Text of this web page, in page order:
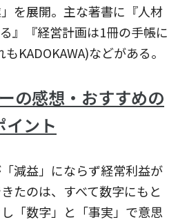
を展開。主な著書に『人材
』『経営計画は1冊の手帳に
KADOKAWA)などがある。
の感想・おすすめの
イント
減益」にならず経常利益が
たのは、すべて数字にもと
「数字」と「事実」で意思